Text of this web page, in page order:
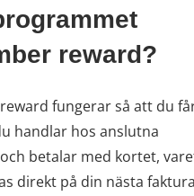
reward?
fungerar så att du
handlar hos anslutna
betalar med kortet,
direkt på din nästa